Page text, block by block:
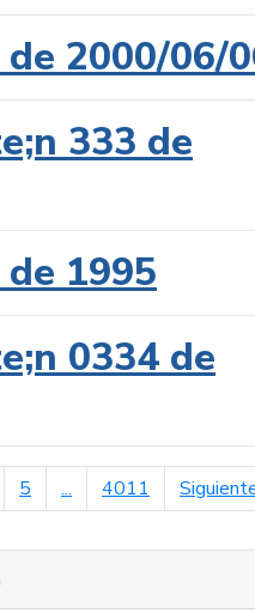
2000/06/
333 de
1995
0334 de
5 ... 4011